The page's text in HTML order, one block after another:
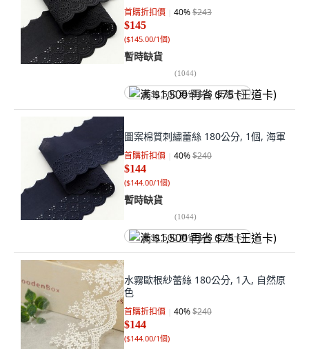
首購折扣價 40%$243
$145
($145.00/1個)
暫時缺貨
(1044)
满 $1,500 再省 $75 (王道卡)
圖案棉質刺繡蕾絲 180公分, 1個, 海軍
首購折扣價 40%$240
$144
($144.00/1個)
暫時缺貨
(1044)
满 $1,500 再省 $75 (王道卡)
水霧歐根紗蕾絲 180公分, 1入, 自然原
色
首購折扣價 40%$240
$144
($144.00/1個)